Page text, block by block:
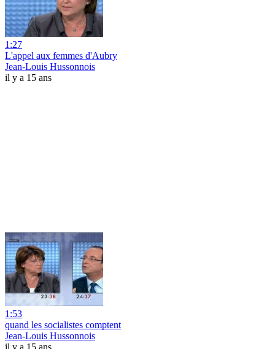
1:27
L'appel aux femmes d'Aubry
Jean-Louis Hussonnois
il y a 15 ans
1:53
quand les socialistes comptent
Jean-Louis Hussonnois